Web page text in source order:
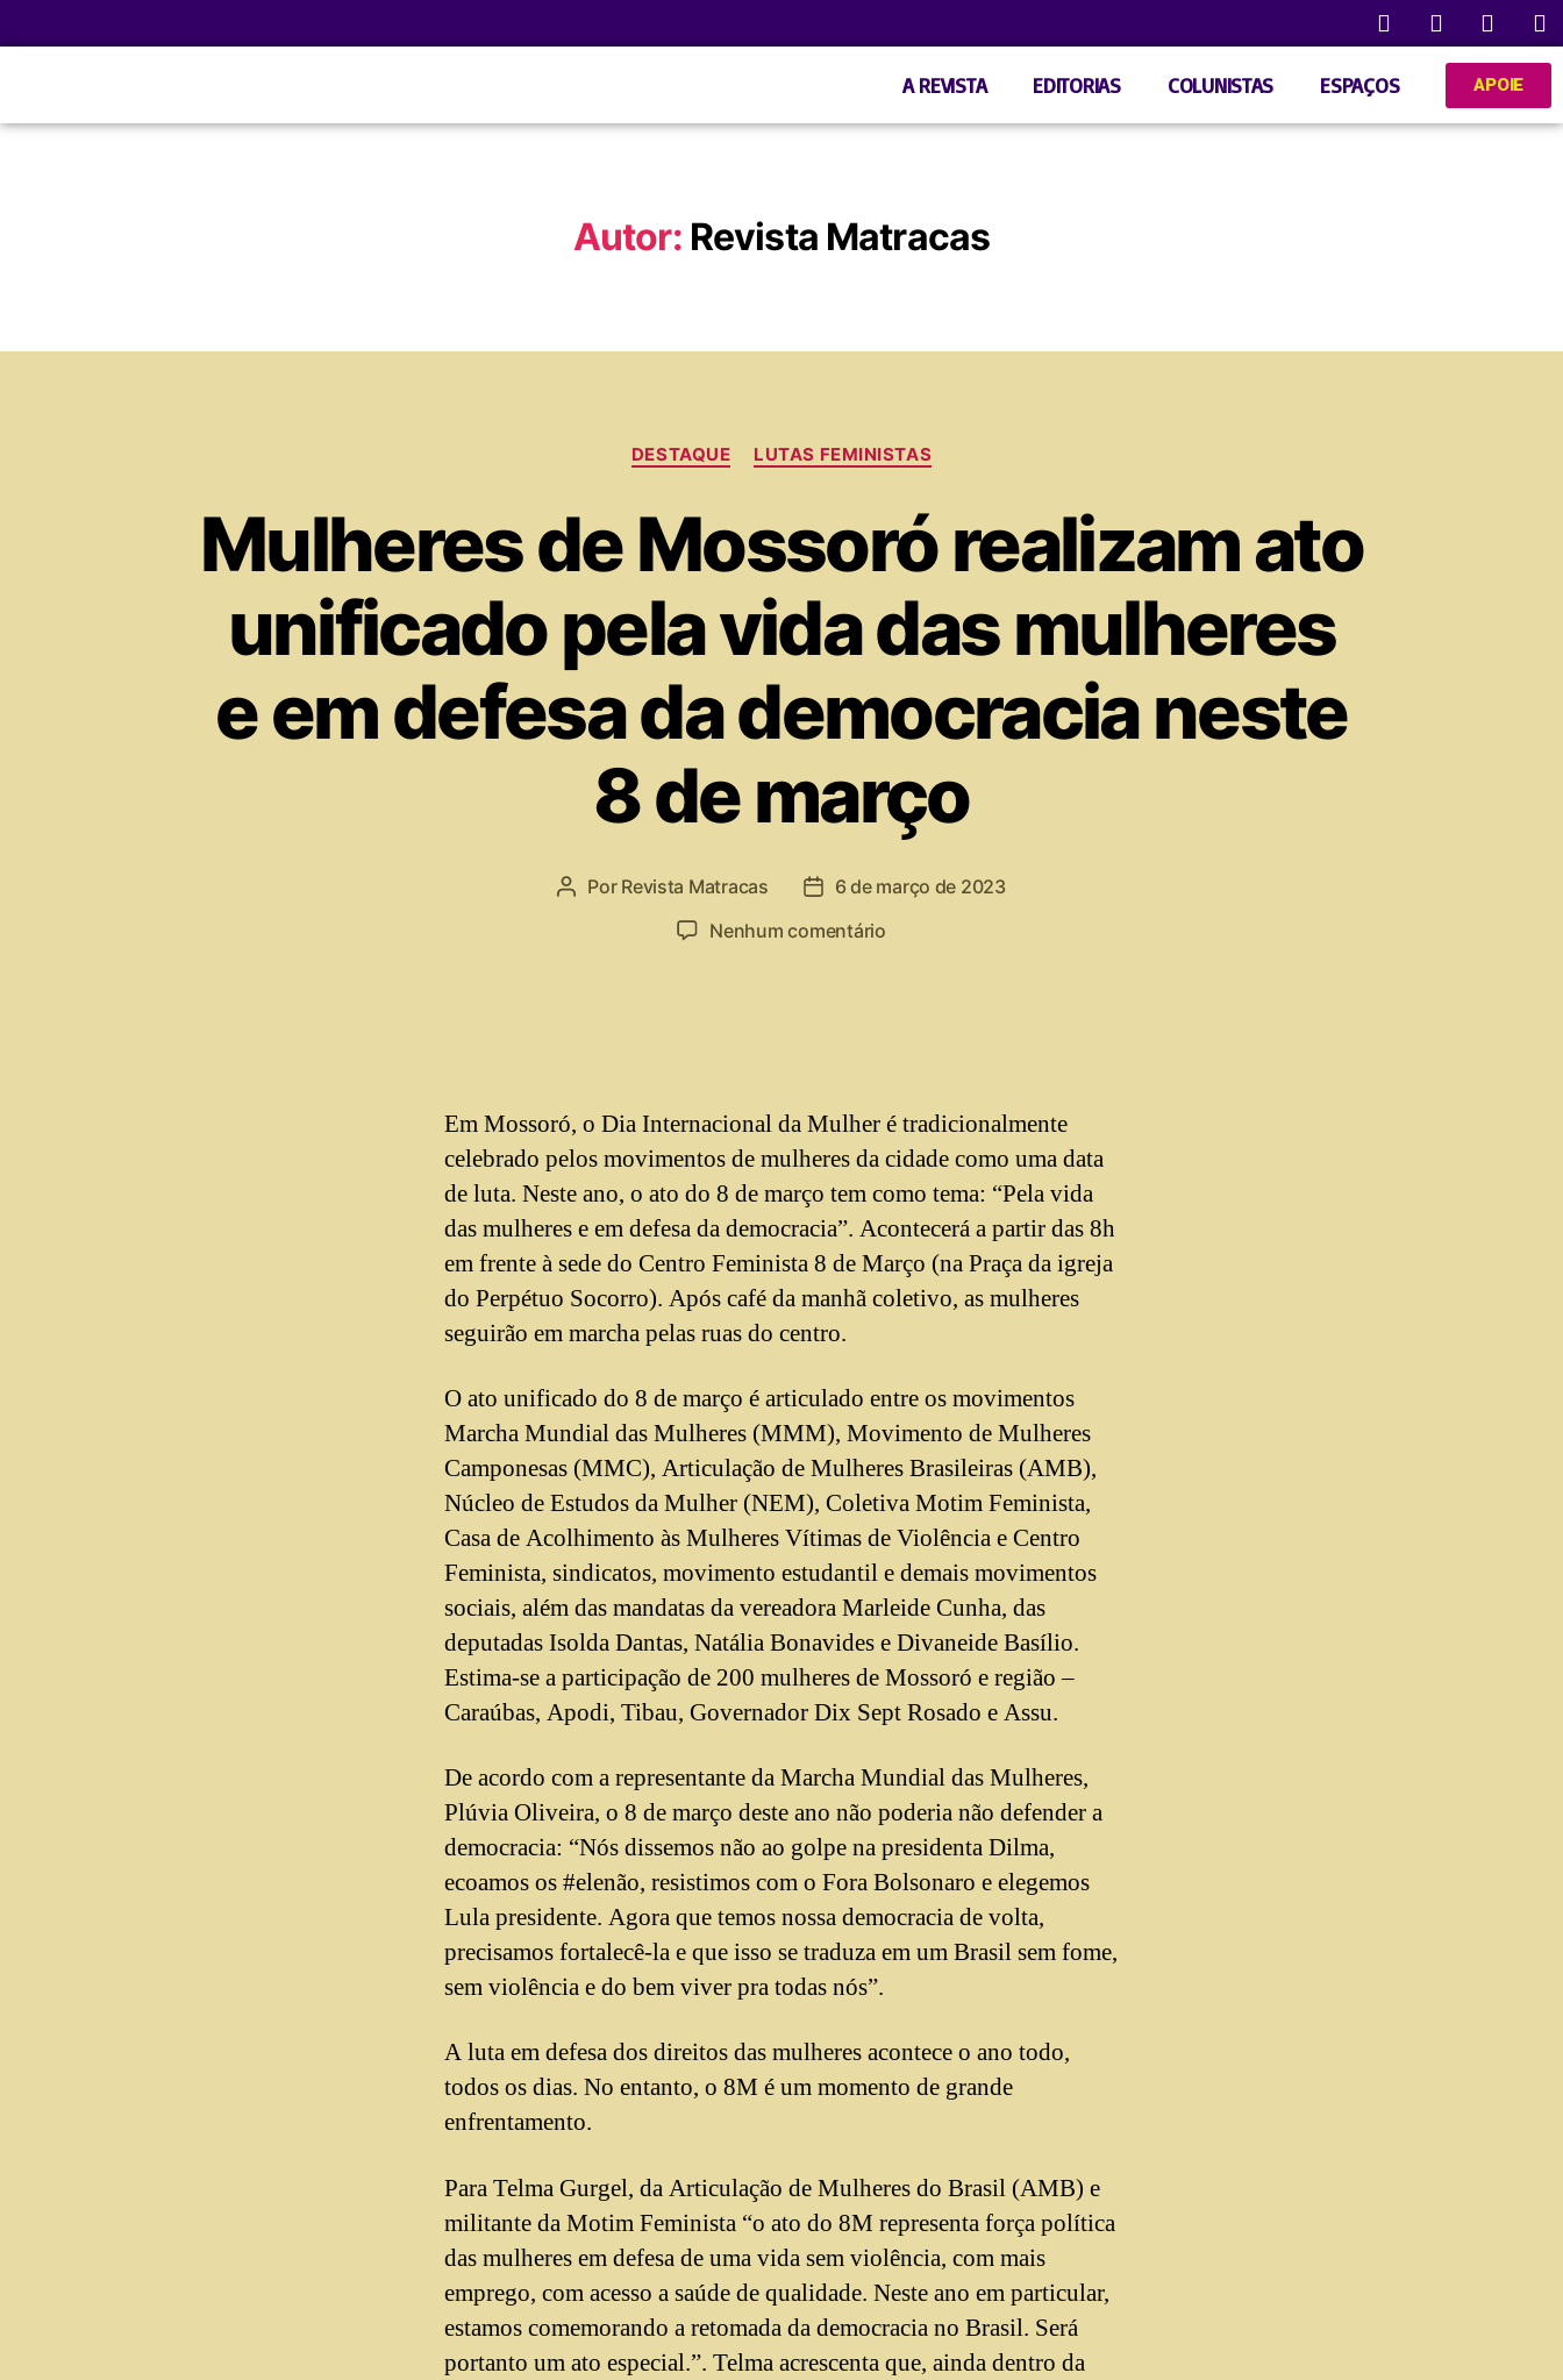
A REVISTA EDITORIAS COLUNISTAS ESPAÇOS APOIE
Autor: Revista Matracas
DESTAQUE LUTAS FEMINISTAS
Mulheres de Mossoró realizam ato
unificado pela vida das mulheres
e em defesa da democracia neste
8 de março
Por Revista Matracas
6 de março de 2023
Nenhum comentário
Em Mossoró, o Dia Internacional da Mulher é tradicionalmente
celebrado pelos movimentos de mulheres da cidade como uma data
de luta. Neste ano, o ato do 8 de março tem como tema: “Pela vida
das mulheres e em defesa da democracia”. Acontecerá a partir das 8h
em frente à sede do Centro Feminista 8 de Março (na Praça da igreja
do Perpétuo Socorro). Após café da manhã coletivo, as mulheres
seguirão em marcha pelas ruas do centro.
O ato unificado do 8 de março é articulado entre os movimentos
Marcha Mundial das Mulheres (MMM), Movimento de Mulheres
Camponesas (MMC), Articulação de Mulheres Brasileiras (AMB),
Núcleo de Estudos da Mulher (NEM), Coletiva Motim Feminista,
Casa de Acolhimento às Mulheres Vítimas de Violência e Centro
Feminista, sindicatos, movimento estudantil e demais movimentos
sociais, além das mandatas da vereadora Marleide Cunha, das
deputadas Isolda Dantas, Natália Bonavides e Divaneide Basílio.
Estima-se a participação de 200 mulheres de Mossoró e região –
Caraúbas, Apodi, Tibau, Governador Dix Sept Rosado e Assu.
De acordo com a representante da Marcha Mundial das Mulheres,
Plúvia Oliveira, o 8 de março deste ano não poderia não defender a
democracia: “Nós dissemos não ao golpe na presidenta Dilma,
ecoamos os #elenão, resistimos com o Fora Bolsonaro e elegemos
Lula presidente. Agora que temos nossa democracia de volta,
precisamos fortalecê-la e que isso se traduza em um Brasil sem fome,
sem violência e do bem viver pra todas nós”.
A luta em defesa dos direitos das mulheres acontece o ano todo,
todos os dias. No entanto, o 8M é um momento de grande
enfrentamento.
Para Telma Gurgel, da Articulação de Mulheres do Brasil (AMB) e
militante da Motim Feminista “o ato do 8M representa força política
das mulheres em defesa de uma vida sem violência, com mais
emprego, com acesso a saúde de qualidade. Neste ano em particular,
estamos comemorando a retomada da democracia no Brasil. Será
portanto um ato especial.”. Telma acrescenta que, ainda dentro da